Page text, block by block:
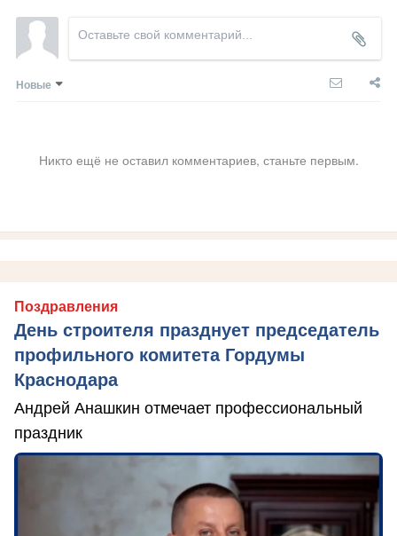
Новые
Никто ещё не оставил комментариев, станьте первым.
Поздравления
День строителя празднует председатель
профильного комитета Гордумы
Краснодара
Андрей Анашкин отмечает профессиональный
праздник